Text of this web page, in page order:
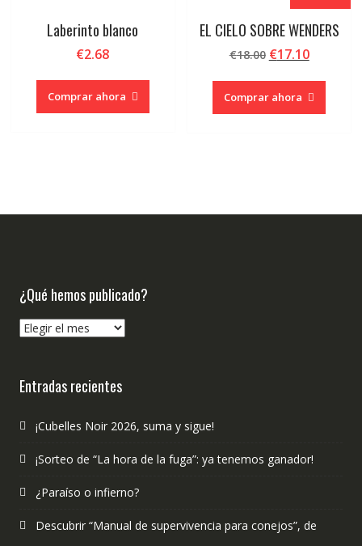
Laberinto blanco
€2.68
Comprar ahora
EL CIELO SOBRE WENDERS
€18.00 El
original
era:
€17.10El
actual
es:
Comprar ahora
¿Qué hemos publicado?
¿Qué
Entradas recientes
¡Cubelles Noir 2026, suma y sigue!
¡Sorteo de “La hora de la fuga”: ya tenemos ganador!
¿Paraíso o infierno?
Descubrir “Manual de supervivencia para conejos”, de